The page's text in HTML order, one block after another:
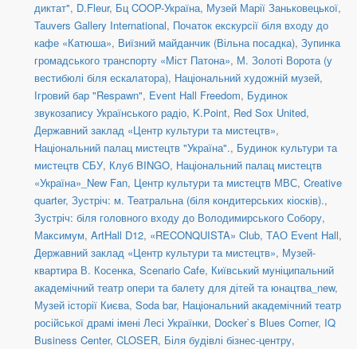
диктат", D.Fleur, Бц COOP-Україна, Музей Марії Заньковецької,
Tauvers Gallery International, Початок екскурсії біля входу до
кафе «Катюша», Виїзний майданчик (Вільна посадка), Зупинка
громадського транспорту «Міст Патона», М. Золоті Ворота (у
вестибюлі біля ескалатора), Національний художній музей,
Ігровий бар "Respawn", Event Hall Freedom, Будинок
звукозапису Українського радіо, K.Point, Red Sox United,
Державний заклад «Центр культури та мистецтв»,
Національний палац мистецтв "Україна"., Будинок культури та
мистецтв СБУ, Клуб BINGO, Національний палац мистецтв
«Україна»_New Fan, Центр культури та мистецтв МВС, Creative
quarter, Зустріч: м. Театральна (біля кондитерських кіосків).,
Зустріч: біля головного входу до Володимирського Собору,
Максимум, ArtHall D12, «RECONQUISTA» Club, ТАО Event Hall,
Державний заклад «Центр культури та мистецтв», Музей-
квартира В. Косенка, Scenario Cafe, Київський муніципальний
академічний театр опери та балету для дітей та юнацтва_new,
Музей історії Києва, Soda bar, Національний академічний театр
російської драмі імені Лесі Українки, Docker`s Blues Corner, IQ
Business Center, CLOSER, Біля будівлі бізнес-центру,